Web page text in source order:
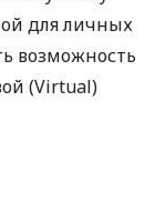
для личных
возможность
(Virtual)